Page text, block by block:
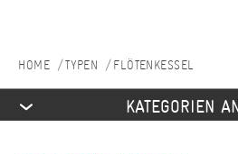
TYPEN FLÖTENKESSEL
KATEGORIEN